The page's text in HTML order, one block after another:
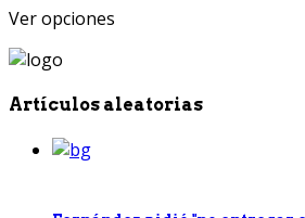
Ver opciones
Artículos aleatorias